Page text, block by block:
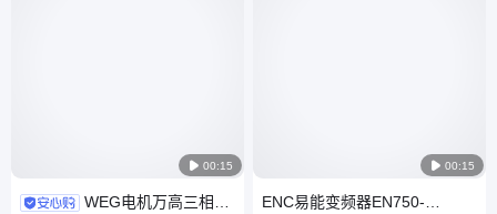
 00:15
WEG电机万高三相异
 00:15
ENC易能变频器EN750-